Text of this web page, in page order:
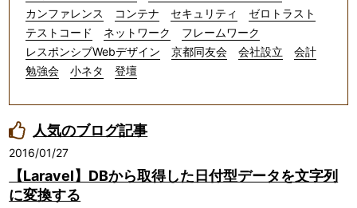
カンファレンス
コンテナ セキュリティ
ゼロトラスト
テストコード
ネットワーク
フレームワーク
レスポンシブWebデザイン
京都同友会 会社設立
会計
勉強会
小ネタ 登壇
人気のブログ記事
2016/01/27
【Laravel】DBから取得した日付型データを文字列
に変換する